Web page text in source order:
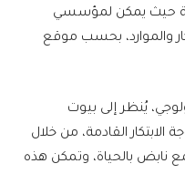
حيث يمكن لمؤسسي
والموارد، بحسب موقع
يُنظر إلى بيوت
القادمة، من خلال
بالحياة، وتمكن هذه